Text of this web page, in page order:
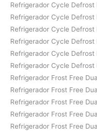
Refrigerador Cycle
Refrigerador Cycle
Refrigerador Cycle
Refrigerador Cycle
Refrigerador Cycle Defrost
Refrigerador Cycle
Refrigerador Frost Free
Refrigerador Frost Free
Refrigerador Frost Free
Refrigerador Frost Free
Refrigerador Frost Free